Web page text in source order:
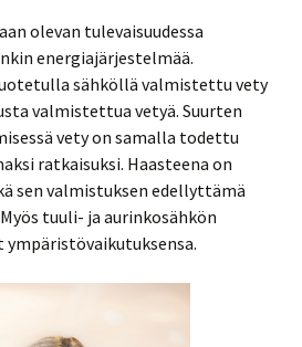
olevan tulevaisuudessa
energiajärjestelmää.
sähköllä valmistettu vety
valmistettua vetyä. Suurten
vety on samalla todettu
ratkaisuksi. Haasteena on
sen valmistuksen edellyttämä
tuuli- ja aurinkosähkön